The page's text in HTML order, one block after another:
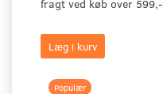
fragt ved køb over 599,-
Læg i kurv
Populær